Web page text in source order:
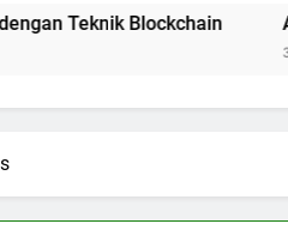
Blockchain Audit Mutu